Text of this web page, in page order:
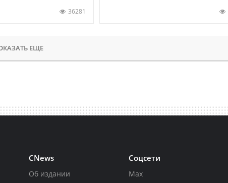
36281
ЕЩЕ
CNews
Об издании
Соцсети
Max